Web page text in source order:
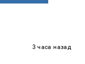
3 часа назад